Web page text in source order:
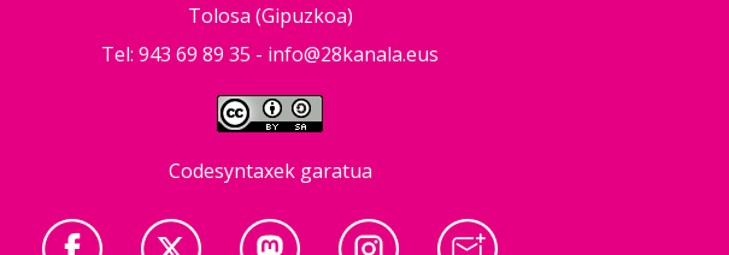
Tolosa (Gipuzkoa)
Tel: 943 69 89 35 - info@28kanala.eus
Codesyntaxek garatua